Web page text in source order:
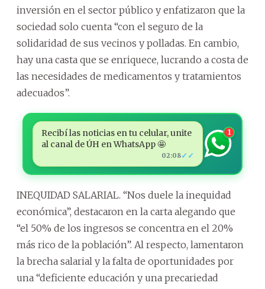
inversión en el sector público y enfatizaron que la
sociedad solo cuenta “con el seguro de la
solidaridad de sus vecinos y polladas. En cambio,
hay una casta que se enriquece, lucrando a costa de
las necesidades de medicamentos y tratamientos
adecuados”.
Recibí las noticias en tu celular, unite
al canal de ÚH en WhatsApp 🤩
02:08✓✓
1
INEQUIDAD SALARIAL. “Nos duele la inequidad
económica”, destacaron en la carta alegando que
“el 50% de los ingresos se concentra en el 20%
más rico de la población”. Al respecto, lamentaron
la brecha salarial y la falta de oportunidades por
una “deficiente educación y una precariedad